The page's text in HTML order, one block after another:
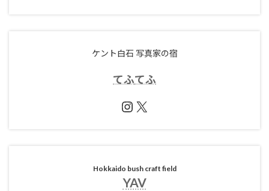
ケント白石 写真家の宿
てふてふ
Instagram
X
Hokkaido bush craft field
YAV